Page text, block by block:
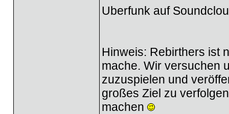
Uberfunk auf
Hinweis: Rebirthers ist
mache. Wir versuchen
zuzuspielen und
großes Ziel zu
machen